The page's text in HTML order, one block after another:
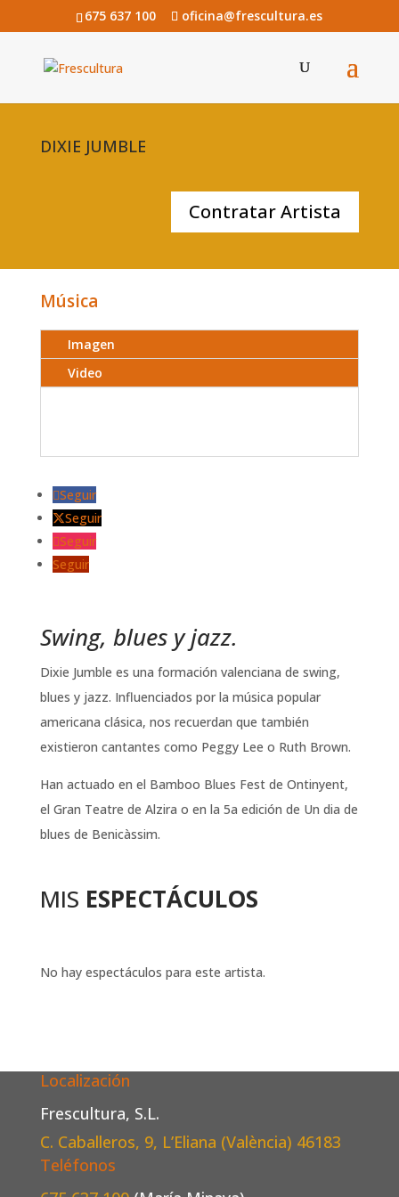
675 637 100 oficina@frescultura.es
DIXIE JUMBLE
Contratar Artista
Música
Imagen
Video
Seguir
Seguir
Seguir
Seguir
Swing, blues y jazz.
Dixie Jumble es una formación valenciana de swing,
blues y jazz. Influenciados por la música popular
americana clásica, nos recuerdan que también
existieron cantantes como Peggy Lee o Ruth Brown.
Han actuado en el Bamboo Blues Fest de Ontinyent,
el Gran Teatre de Alzira o en la 5a edición de Un dia de
blues de Benicàssim.
MIS ESPECTÁCULOS
No hay espectáculos para este artista.
Localización
Frescultura, S.L.
C. Caballeros, 9, L’Eliana (València) 46183
Teléfonos